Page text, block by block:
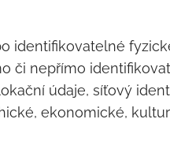
identifikovatelné
či nepřímo
údaje, síťový
ekonomické,